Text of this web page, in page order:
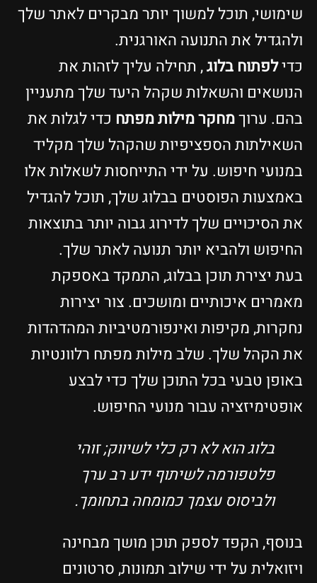
שימושי, תוכל למשוך יותר מבקרים לאתר שלך
ולהגדיל את התנועה האורגנית.
כדילפתוח בלוג, תחילה עליך לזהות את
הנושאים והשאלות שקהל היעד שלך מתעניין
בהם. ערוךמחקר מילות מפתח כדי לגלות את
השאילתות הספציפיות שהקהל שלך מקליד
במנועי חיפוש. על ידי התייחסות לשאלות אלו
באמצעות הפוסטים בבלוג שלך, תוכל להגדיל
את הסיכויים שלך לדירוג גבוה יותר בתוצאות
החיפוש ולהביא יותר תנועה לאתר שלך.
בעת יצירת תוכן בבלוג, התמקד באספקת
מאמרים איכותיים ומושכים. צור יצירות
נחקרות, מקיפות ואינפורמטיביות המהדהדות
את הקהל שלך. שלב מילות מפתח רלוונטיות
באופן טבעי בכל התוכן שלך כדי לבצע
אופטימיזציה עבור מנועי החיפוש.
בלוג הוא לא רק כלי לשיווק; זוהי
פלטפורמה לשיתוף ידע רב ערך
ולביסוס עצמך כמומחה בתחומך.
בנוסף, הקפד לספק תוכן מושך מבחינה
ויזואלית על ידי שילוב תמונות, סרטונים